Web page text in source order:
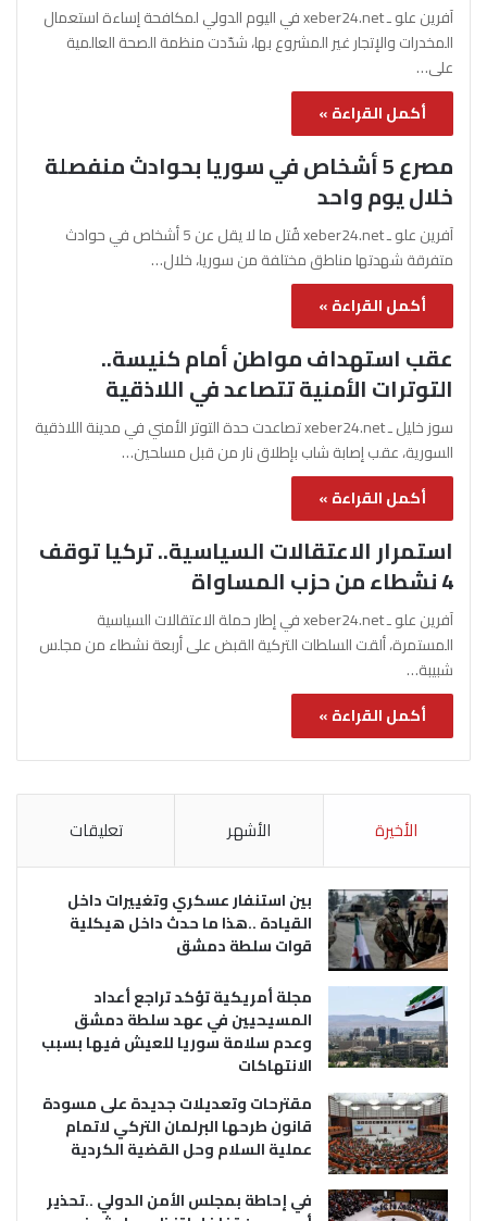
آفرين علو ـ xeber24.net في اليوم الدولي لمكافحة إساءة استعمال
المخدرات والإتجار غير المشروع بها، شدّدت منظمة الصحة العالمية
على…
أكمل القراءة »
مصرع 5 أشخاص في سوريا بحوادث منفصلة
خلال يوم واحد
آفرين علو ـ xeber24.net قُتل ما لا يقل عن 5 أشخاص في حوادث
متفرقة شهدتها مناطق مختلفة من سوريا، خلال…
أكمل القراءة »
عقب استهداف مواطن أمام كنيسة..
التوترات الأمنية تتصاعد في اللاذقية
سوز خليل ـ xeber24.net تصاعدت حدة التوتر الأمني في مدينة اللاذقية
السورية، عقب إصابة شاب بإطلاق نار من قبل مسلحين…
أكمل القراءة »
استمرار الاعتقالات السياسية.. تركيا توقف
4 نشطاء من حزب المساواة
آفرين علو ـ xeber24.net في إطار حملة الاعتقالات السياسية
المستمرة، ألقت السلطات التركية القبض على أربعة نشطاء من مجلس
شبيبة…
أكمل القراءة »
الأخيرة الأشهر تعليقات
بين استنفار عسكري وتغييرات داخل
القيادة ..هذا ما حدث داخل هيكلية
قوات سلطة دمشق
مجلة أمريكية تؤكد تراجع أعداد
المسيحيين في عهد سلطة دمشق
وعدم سلامة سوريا للعيش فيها بسبب
الانتهاكات
مقترحات وتعديلات جديدة على مسودة
قانون طرحها البرلمان التركي لاتمام
عملية السلام وحل القضية الكردية
في إحاطة بمجلس الأمن الدولي ..تحذير